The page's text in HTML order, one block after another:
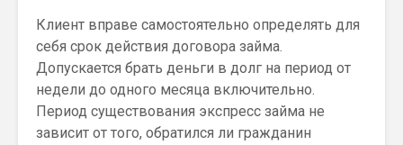
Клиент вправе самостоятельно определять для
себя срок действия договора займа.
Допускается брать деньги в долг на период от
недели до одного месяца включительно.
Период существования экспресс займа не
зависит от того, обратился ли гражданин